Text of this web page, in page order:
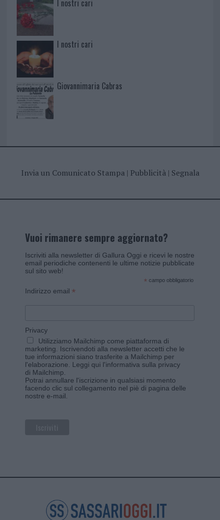
I nostri cari
I nostri cari
Giovannimaria Cabras
Invia un Comunicato Stampa| Pubblicità| Segnala
Vuoi rimanere sempre aggiornato?
Iscriviti alla newsletter di Gallura Oggi e ricevi le nostre
email periodiche contenenti le ultime notizie pubblicate
sul sito web!
* campo obbligatorio
Indirizzo email *
Privacy
Utilizziamo Mailchimp come piattaforma di
marketing. Iscrivendoti alla newsletter accetti che le
tue informazioni siano trasferite a Mailchimp per
l'elaborazione. Leggi qui l'informativa sulla privacy
di Mailchimp
Potrai annullare l'iscrizione in qualsiasi momento
facendo clic sul collegamento nel piè di pagina delle
nostre e-mail.